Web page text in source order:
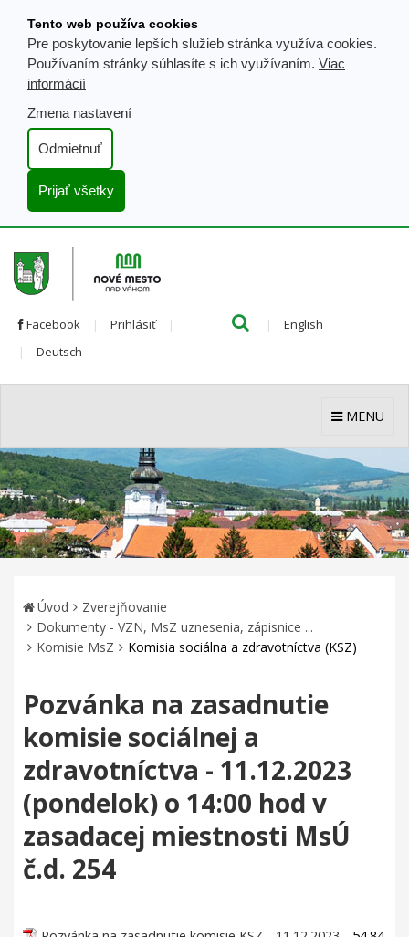
obsahu
Tento web používa cookies
Pre poskytovanie lepších služieb stránka využíva cookies.
Používaním stránky súhlasíte s ich využívaním. Viac
informácií
Zmena nastavení
Odmietnuť
Prijať všetky
Facebook Prihlásiť English
Deutsch
MENU
Úvod
Zverejňovanie
Dokumenty - VZN, MsZ uznesenia, zápisnice ...
Komisie MsZ
Komisia sociálna a zdravotníctva (KSZ)
Pozvánka na zasadnutie
komisie sociálnej a
zdravotníctva - 11.12.2023
(pondelok) o 14:00 hod v
zasadacej miestnosti MsÚ
č.d. 254